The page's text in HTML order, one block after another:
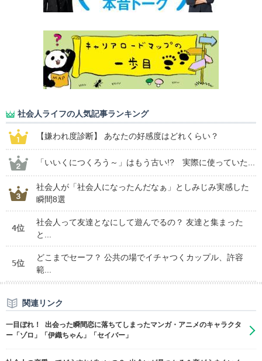
社会人ライフの人気記事ランキング
【嫌われ度診断】 あなたの好感度はどれくらい？
「いいくにつくろう～」はもう古い!? 実際に使っていた...
社会人が「社会人になったんだなぁ」としみじみ実感した
瞬間8選
4位
社会人って友達となにして遊んでるの？ 友達と集まった
と...
5位
どこまでセーフ？ 公共の場でイチャつくカップル、許容
範...
関連リンク
一目ぼれ！ 出会った瞬間恋に落ちてしまったマンガ・アニメのキャラクタ
ー「ゾロ」「伊織ちゃん」「セイバー」